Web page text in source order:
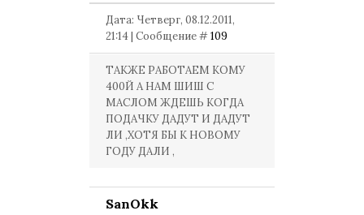
Дата: Четверг, 08.12.2011,
21:14 | Сообщение #109
ТАКЖЕ РАБОТАЕМ КОМУ
400Й А НАМ ШИШ С
МАСЛОМ ЖДЕШЬ КОГДА
ПОДАЧКУ ДАДУТ И ДАДУТ
ЛИ ,ХОТЯ БЫ К НОВОМУ
ГОДУ ДАЛИ ,
SanOkk